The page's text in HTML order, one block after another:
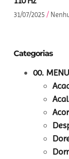
31/07/2025
Categorias
00. MENU